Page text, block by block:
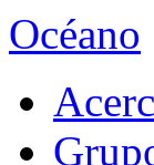
Océano